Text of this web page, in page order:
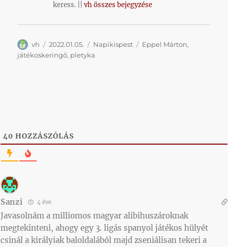
keress. ||vh összes bejegyzése
Szerző
vh Közzétéve
2022.01.05. Kategória
Napikispest Címke
Eppel Márton,
játékoskeringő, pletyka
40 HOZZÁSZÓLÁS
Sanzi 4 éve
Javasolnám a milliomos magyar alibihuszároknak
megtekinteni, ahogy egy 3. ligás spanyol játékos hülyét
csinál a királyiak baloldalából majd zseniálisan tekeri a